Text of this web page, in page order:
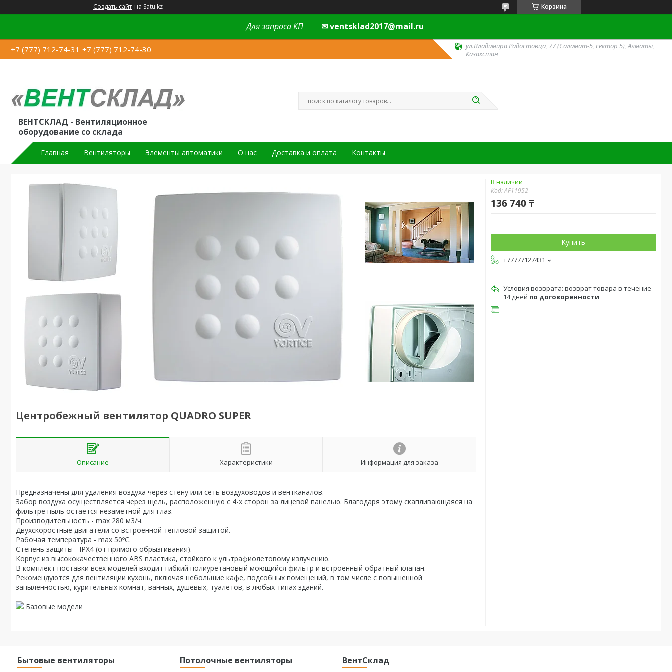
Создать сайт на Satu.kz Корзина
Для запроса КП ✉ ventsklad2017@mail.ru
+7 (777) 712-74-31 +7 (777) 712-74-30
ул.Владимира Радостовца, 77 (Саламат-5, сектор 5), Алматы,
Казахстан
ВЕНТСКЛАД - Вентиляционное
оборудование со склада
Главная Вентиляторы Элементы автоматики О нас Доставка и оплата Контакты
Центробежный вентилятор QUADRO SUPER
Описание Характеристики Информация для заказа
Предназначены для удаления воздуха через стену или сеть воздуховодов и вентканалов.
Забор воздуха осуществляется через щель, расположенную с 4-х сторон за лицевой панелью. Благодаря этому скапливающаяся на
фильтре пыль остается незаметной для глаз.
Производительность - max 280 м3/ч.
Двухскоростные двигатели со встроенной тепловой защитой.
Рабочая температура - max 50ºC.
Степень защиты - IPX4 (от прямого обрызгивания).
Корпус из высококачественного АBS пластика, стойкого к ультрафиолетовому излучению.
В комплект поставки всех моделей входит гибкий полиуретановый моющийся фильтр и встроенный обратный клапан.
Рекомендуются для вентиляции кухонь, включая небольшие кафе, подсобных помещений, в том числе с повышенной
запыленностью, курительных комнат, ванных, душевых, туалетов, в любых типах зданий.
Базовые модели
В наличии
Код:AF11952
136 740 ₸
Купить
+77777127431
возврат товара в течение
14 дней по договоренности
Бытовые вентиляторы Потолочные вентиляторы ВентСклад